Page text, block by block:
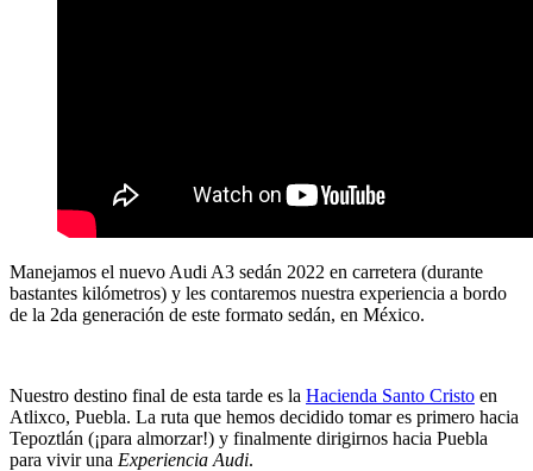
Manejamos el nuevo Audi A3 sedán 2022 en carretera (durante
bastantes kilómetros) y les contaremos nuestra experiencia a bordo
de la 2da generación de este formato sedán, en México.
Nuestro destino final de esta tarde es la Hacienda Santo Cristo en
Atlixco, Puebla. La ruta que hemos decidido tomar es primero hacia
Tepoztlán (¡para almorzar!) y finalmente dirigirnos hacia Puebla
para vivir una Experiencia Audi.